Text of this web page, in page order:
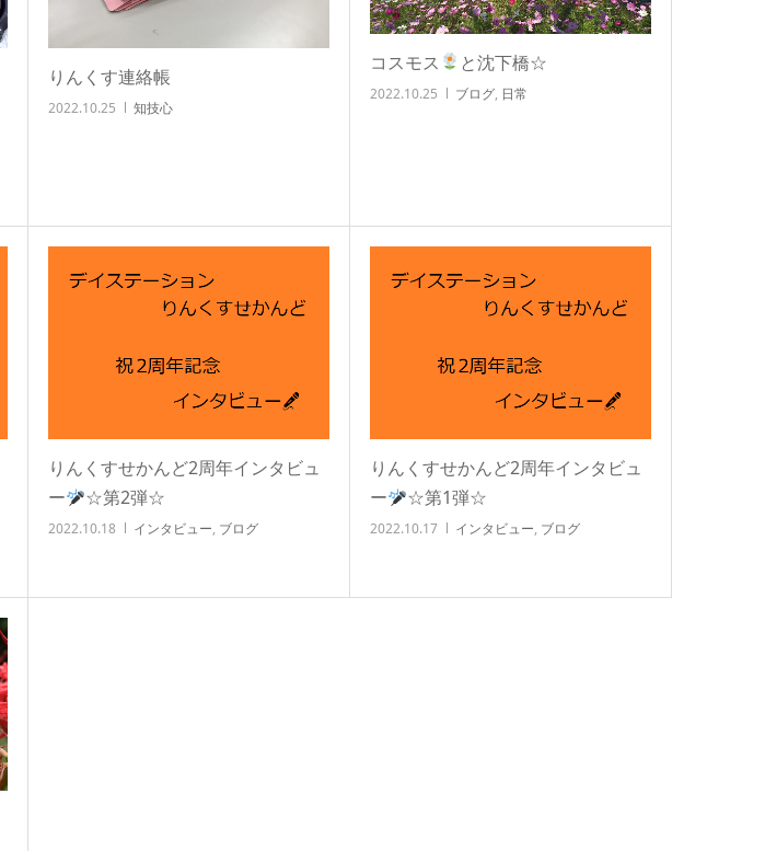
りんくす連絡帳
2022.10.25 知技心
コスモス と沈下橋☆
2022.10.25 ブログ, 日常
りんくすせかんど2周年インタビュ
ー
☆第2弾☆
2022.10.18 インタビュー, ブログ
りんくすせかんど2周年インタビュ
ー
☆第1弾☆
2022.10.17 インタビュー, ブログ